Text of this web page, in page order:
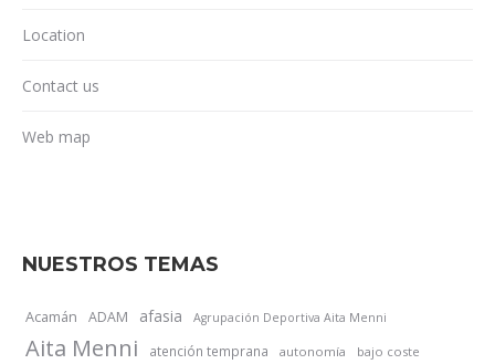
Location
Contact us
Web map
NUESTROS TEMAS
Acamán ADAM afasia Agrupación Deportiva Aita Menni
Aita Menni atención temprana autonomía bajo coste